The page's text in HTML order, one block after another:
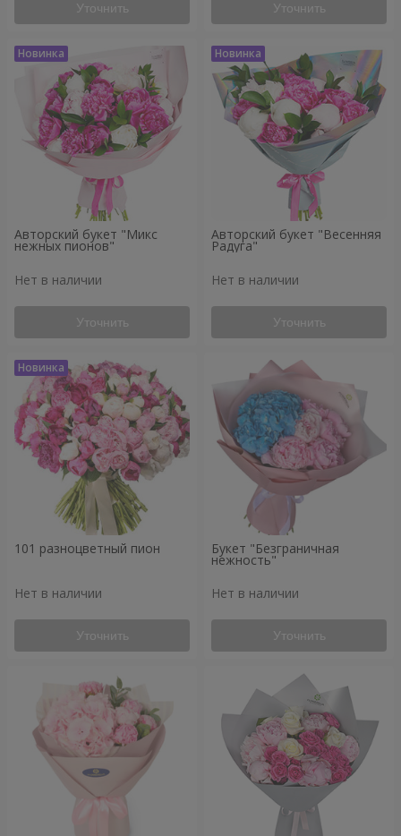
Уточнить Уточнить
Авторский букет "Микс
нежных пионов"
Нет в наличии
Уточнить
Авторский букет "Весенняя
Радуга"
Нет в наличии
Уточнить
101 разноцветный пион
Нет в наличии
Уточнить
Букет "Безграничная
нежность"
Нет в наличии
Уточнить